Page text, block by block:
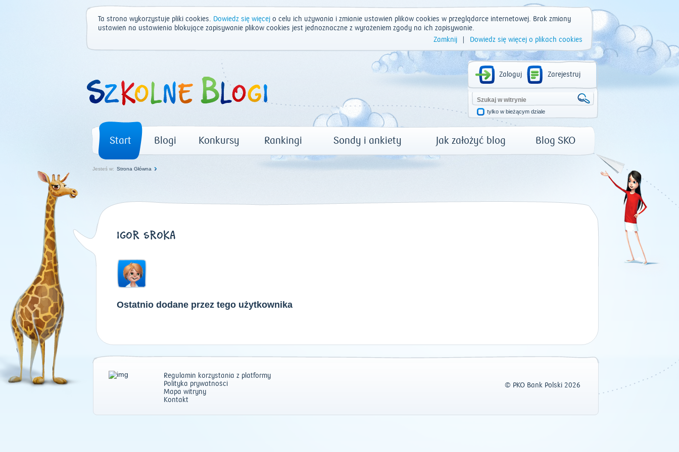
Ta strona wykorzystuje pliki cookies. Dowiedz się więcejo celu ich używania i zmianie ustawień plików cookies w przeglądarce internetowej. Brak zmiany
ustawień na ustawienia blokujące zapisywanie plików cookies jest jednoznaczne z wyrażeniem zgody na ich zapisywanie.
Zamknij
Dowiedz się więcej o plikach cookies
Zaloguj Zarejestruj
tylko w bieżącym dziale
Start Blogi Konkursy Rankingi Sondy i ankiety Jak założyć blog Blog SKO
Jesteś w: Strona Główna
IGOR SROKA
Ostatnio dodane przez tego użytkownika
Regulamin korzystania z platformy
Polityka prywatności
Mapa witryny
Kontakt
© PKO Bank Polski 2026